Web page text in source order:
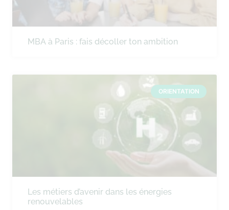
MBA à Paris : fais décoller ton ambition
ORIENTATION
Les métiers d’avenir dans les énergies
renouvelables